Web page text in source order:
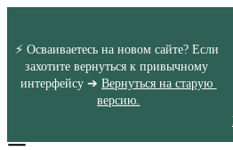
⚡ Осваиваетесь на новом сайте? Если
захотите вернуться к привычному
интерфейсу ➔ Вернуться на старую
версию.